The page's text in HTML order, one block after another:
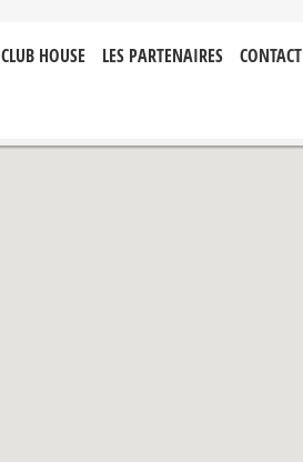
CLUB HOUSE LES PARTENAIRES CONTACT